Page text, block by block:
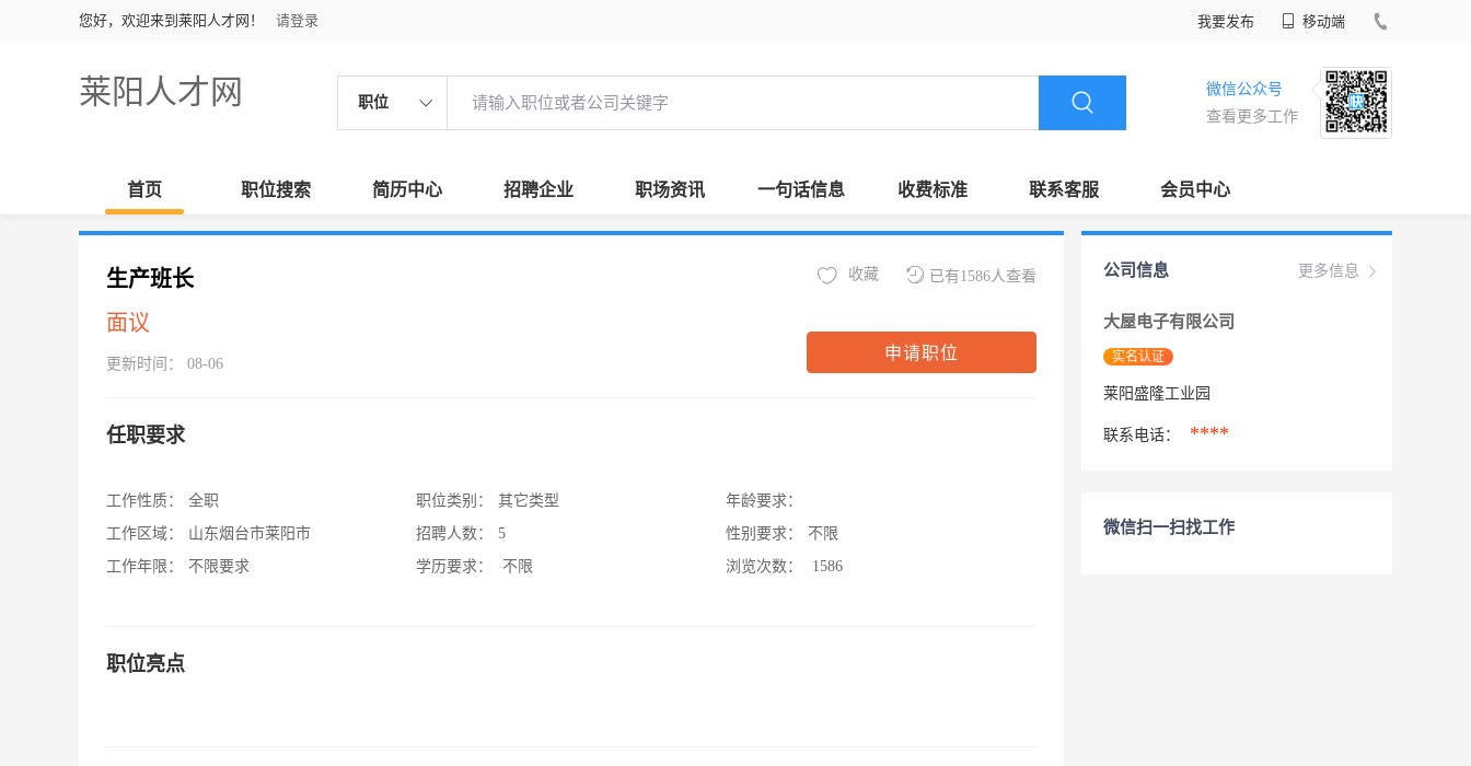
您好，欢迎来到莱阳人才网！ 请登录 我要发布 移动端
莱阳人才网 职位
微信公众号
查看更多工作
首页 职位搜索 简历中心 招聘企业 职场资讯 一句话信息 收费标准 联系客服 会员中心
生产班长
面议
更新时间： 08-06
已有1586人查看
收藏
申请职位
任职要求
工作性质：
全职
工作区域：
山东烟台市莱阳市
工作年限：
不限要求
职位类别：
其它类型
招聘人数：
5
学历要求：
不限
年龄要求：
性别要求：
不限
浏览次数：
1586
职位亮点
更多信息
公司信息
大屋电子有限公司
实名认证
莱阳盛隆工业园
联系电话： ****
微信扫一扫找工作